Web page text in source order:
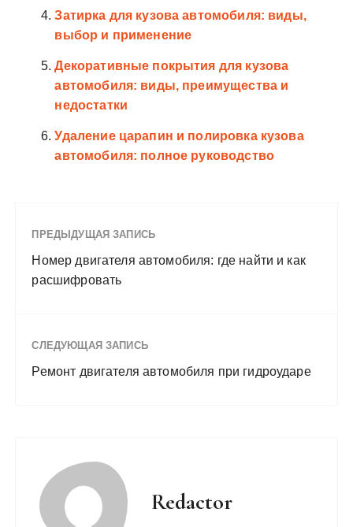
Затирка для кузова автомобиля: виды,
выбор и применение
Декоративные покрытия для кузова
автомобиля: виды, преимущества и
недостатки
Удаление царапин и полировка кузова
автомобиля: полное руководство
ПРЕДЫДУЩАЯ ЗАПИСЬ
Номер двигателя автомобиля: где найти и как
расшифровать
СЛЕДУЮЩАЯ ЗАПИСЬ
Ремонт двигателя автомобиля при гидроударе
Redactor